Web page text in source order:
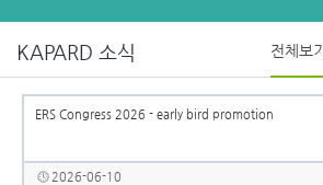
2026-11-21
양재 aT센터
2026-10-23
KAPARD 소식
ERS Congress 2026 - early bird promotion
2026-06-10
전체보기